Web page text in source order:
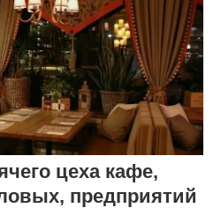
цеха кафе,
предприятий